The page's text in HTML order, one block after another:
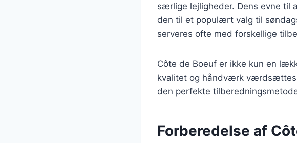
særlige lejligheder. Dens evne til
den til et populært valg til
serveres ofte med forskellige
Côte de Boeuf er ikke kun en
kvalitet og håndværk
den perfekte
Forberedelse af